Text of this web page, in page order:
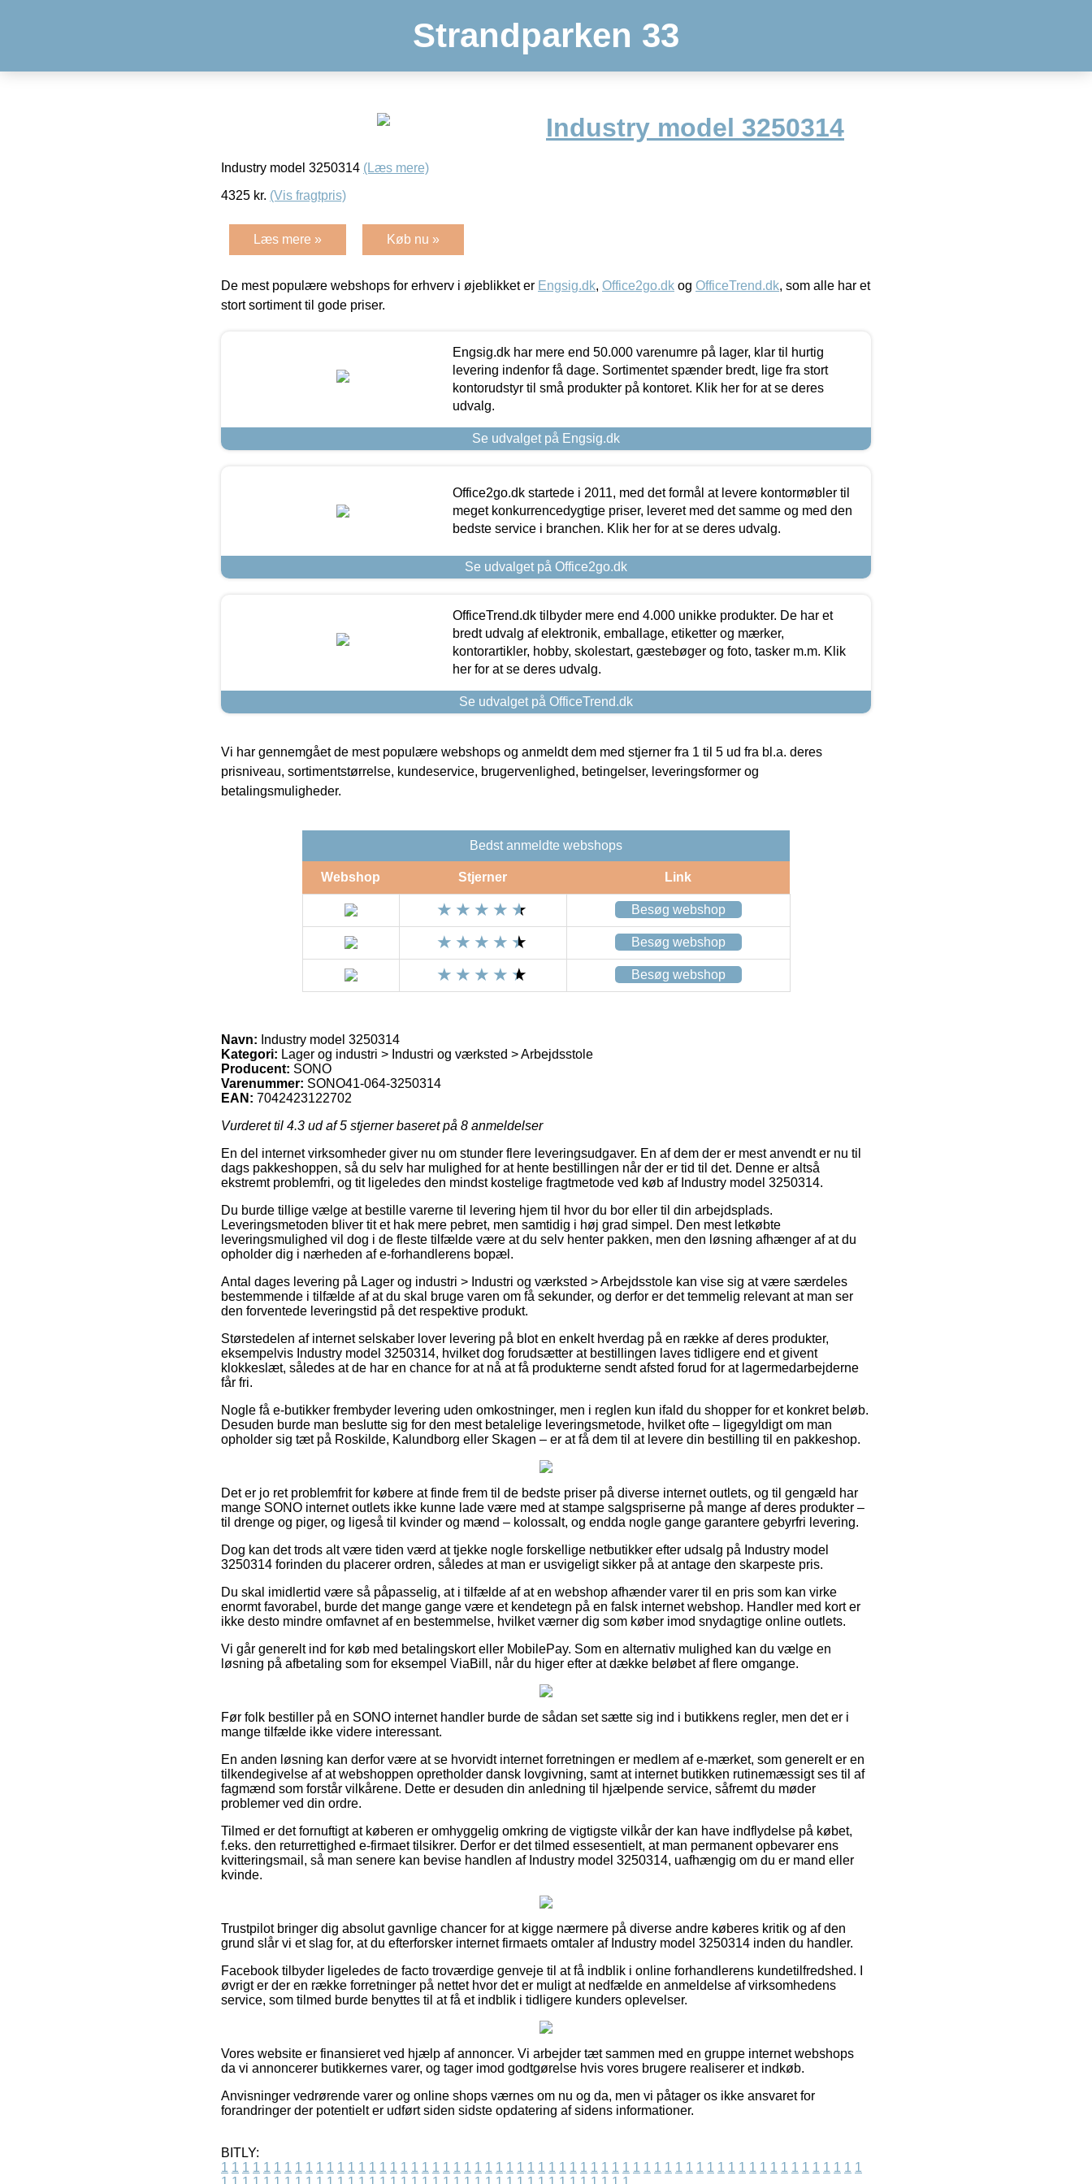
Strandparken 33
Industry model 3250314
Industry model 3250314 (Læs mere)
4325 kr. (Vis fragtpris)
Læs mere » Køb nu »
De mest populære webshops for erhverv i øjeblikket er Engsig.dk, Office2go.dk og OfficeTrend.dk, som alle har et
stort sortiment til gode priser.
Engsig.dk har mere end 50.000 varenumre på lager, klar til hurtig
levering indenfor få dage. Sortimentet spænder bredt, lige fra stort
kontorudstyr til små produkter på kontoret. Klik her for at se deres
udvalg.
Se udvalget på Engsig.dk
Office2go.dk startede i 2011, med det formål at levere kontormøbler til
meget konkurrencedygtige priser, leveret med det samme og med den
bedste service i branchen. Klik her for at se deres udvalg.
Se udvalget på Office2go.dk
OfficeTrend.dk tilbyder mere end 4.000 unikke produkter. De har et
bredt udvalg af elektronik, emballage, etiketter og mærker,
kontorartikler, hobby, skolestart, gæstebøger og foto, tasker m.m. Klik
her for at se deres udvalg.
Se udvalget på OfficeTrend.dk
Vi har gennemgået de mest populære webshops og anmeldt dem med stjerner fra 1 til 5 ud fra bl.a. deres
prisniveau, sortimentstørrelse, kundeservice, brugervenlighed, betingelser, leveringsformer og
betalingsmuligheder.
Bedst anmeldte webshops
Webshop Stjerner Link
Besøg webshop
Besøg webshop
Besøg webshop
Navn: Industry model 3250314
Kategori: Lager og industri > Industri og værksted > Arbejdsstole
Producent: SONO
Varenummer: SONO41-064-3250314
EAN: 7042423122702
Vurderet til 4.3 ud af 5 stjerner baseret på 8 anmeldelser
En del internet virksomheder giver nu om stunder flere leveringsudgaver. En af dem der er mest anvendt er nu til
dags pakkeshoppen, så du selv har mulighed for at hente bestillingen når der er tid til det. Denne er altså
ekstremt problemfri, og tit ligeledes den mindst kostelige fragtmetode ved køb af Industry model 3250314.
Du burde tillige vælge at bestille varerne til levering hjem til hvor du bor eller til din arbejdsplads.
Leveringsmetoden bliver tit et hak mere pebret, men samtidig i høj grad simpel. Den mest letkøbte
leveringsmulighed vil dog i de fleste tilfælde være at du selv henter pakken, men den løsning afhænger af at du
opholder dig i nærheden af e-forhandlerens bopæl.
Antal dages levering på Lager og industri > Industri og værksted > Arbejdsstole kan vise sig at være særdeles
bestemmende i tilfælde af at du skal bruge varen om få sekunder, og derfor er det temmelig relevant at man ser
den forventede leveringstid på det respektive produkt.
Størstedelen af internet selskaber lover levering på blot en enkelt hverdag på en række af deres produkter,
eksempelvis Industry model 3250314, hvilket dog forudsætter at bestillingen laves tidligere end et givent
klokkeslæt, således at de har en chance for at nå at få produkterne sendt afsted forud for at lagermedarbejderne
får fri.
Nogle få e-butikker frembyder levering uden omkostninger, men i reglen kun ifald du shopper for et konkret beløb.
Desuden burde man beslutte sig for den mest betalelige leveringsmetode, hvilket ofte – ligegyldigt om man
opholder sig tæt på Roskilde, Kalundborg eller Skagen – er at få dem til at levere din bestilling til en pakkeshop.
Det er jo ret problemfrit for købere at finde frem til de bedste priser på diverse internet outlets, og til gengæld har
mange SONO internet outlets ikke kunne lade være med at stampe salgspriserne på mange af deres produkter –
til drenge og piger, og ligeså til kvinder og mænd – kolossalt, og endda nogle gange garantere gebyrfri levering.
Dog kan det trods alt være tiden værd at tjekke nogle forskellige netbutikker efter udsalg på Industry model
3250314 forinden du placerer ordren, således at man er usvigeligt sikker på at antage den skarpeste pris.
Du skal imidlertid være så påpasselig, at i tilfælde af at en webshop afhænder varer til en pris som kan virke
enormt favorabel, burde det mange gange være et kendetegn på en falsk internet webshop. Handler med kort er
ikke desto mindre omfavnet af en bestemmelse, hvilket værner dig som køber imod snydagtige online outlets.
Vi går generelt ind for køb med betalingskort eller MobilePay. Som en alternativ mulighed kan du vælge en
løsning på afbetaling som for eksempel ViaBill, når du higer efter at dække beløbet af flere omgange.
Før folk bestiller på en SONO internet handler burde de sådan set sætte sig ind i butikkens regler, men det er i
mange tilfælde ikke videre interessant.
En anden løsning kan derfor være at se hvorvidt internet forretningen er medlem af e-mærket, som generelt er en
tilkendegivelse af at webshoppen opretholder dansk lovgivning, samt at internet butikken rutinemæssigt ses til af
fagmænd som forstår vilkårene. Dette er desuden din anledning til hjælpende service, såfremt du møder
problemer ved din ordre.
Tilmed er det fornuftigt at køberen er omhyggelig omkring de vigtigste vilkår der kan have indflydelse på købet,
f.eks. den returrettighed e-firmaet tilsikrer. Derfor er det tilmed essesentielt, at man permanent opbevarer ens
kvitteringsmail, så man senere kan bevise handlen af Industry model 3250314, uafhængig om du er mand eller
kvinde.
Trustpilot bringer dig absolut gavnlige chancer for at kigge nærmere på diverse andre køberes kritik og af den
grund slår vi et slag for, at du efterforsker internet firmaets omtaler af Industry model 3250314 inden du handler.
Facebook tilbyder ligeledes de facto troværdige genveje til at få indblik i online forhandlerens kundetilfredshed. I
øvrigt er der en række forretninger på nettet hvor det er muligt at nedfælde en anmeldelse af virksomhedens
service, som tilmed burde benyttes til at få et indblik i tidligere kunders oplevelser.
Vores website er finansieret ved hjælp af annoncer. Vi arbejder tæt sammen med en gruppe internet webshops
da vi annoncerer butikkernes varer, og tager imod godtgørelse hvis vores brugere realiserer et indkøb.
Anvisninger vedrørende varer og online shops værnes om nu og da, men vi påtager os ikke ansvaret for
forandringer der potentielt er udført siden sidste opdatering af sidens informationer.
BITLY:
1 1 1 1 1 1 1 1 1 1 1 1 1 1 1 1 1 1 1 1 1 1 1 1 1 1 1 1 1 1 1 1 1 1 1 1 1 1 1 1 1 1 1 1 1 1 1 1 1 1 1 1 1 1 1 1 1 1 1 1 1